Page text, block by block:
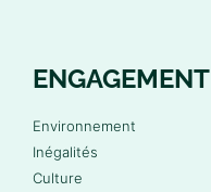
ENGAGEMENT
Environnement
Inégalités
Culture